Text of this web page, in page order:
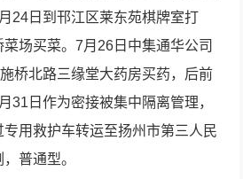
24日到邗江区莱东苑棋牌室打
场买菜。7月26日中集通华公司
桥北路三缘堂大药房买药，后前
31日作为密接被集中隔离管理，
用救护车转运至扬州市第三人民
普通型。